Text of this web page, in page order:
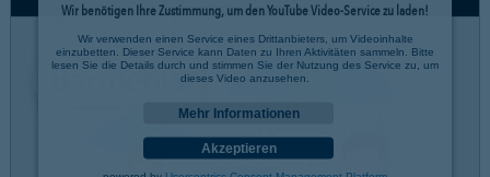
Wir benötigen Ihre Zustimmung, um den YouTube Video-Service zu laden!
Wir verwenden einen Service eines Drittanbieters, um Videoinhalte
einzubetten. Dieser Service kann Daten zu Ihren Aktivitäten sammeln. Bitte
lesen Sie die Details durch und stimmen Sie der Nutzung des Service zu, um
dieses Video anzusehen.
Mehr Informationen
Akzeptieren